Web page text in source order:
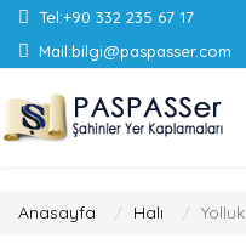
Tel:+90 332 235 67 17
Mail:bilgi@paspasser.com
Anasayfa Halı Yolluk